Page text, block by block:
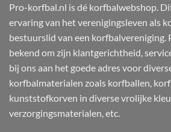
Pro-korfbal.nl is dé korfbalwebshop.
ervaring van het verenigingsleven als
bestuurslid van een
bekend om zijn klantgerichtheid,
bij ons aan het goede adres voor
korfbalmaterialen zoals korfballen,
kunststofkorven in diverse vrolijke
verzorgingsmaterialen, etc.